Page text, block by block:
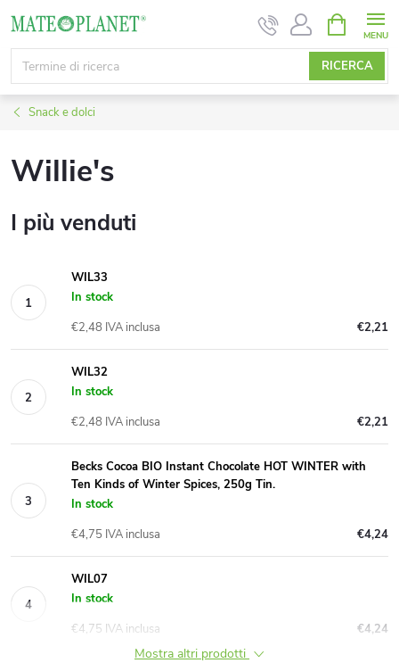
contenuto
RICERCA
DELLA
SPESA
Snack e dolci
Willie's
I più venduti
WIL33
In stock
€2,21
€2,48 IVA inclusa
WIL32
In stock
€2,21
€2,48 IVA inclusa
Becks Cocoa BIO Instant Chocolate HOT WINTER with
Ten Kinds of Winter Spices, 250g Tin.
In stock
€4,24
€4,75 IVA inclusa
WIL07
In stock
€4,24
€4,75 IVA inclusa
Mostra altri prodotti